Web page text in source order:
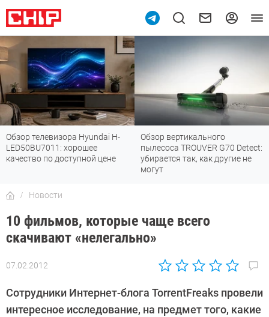
Обзор телевизора Hyundai H-
LED50BU7011: хорошее
качество по доступной цене
Обзор вертикального
пылесоса TROUVER G70 Detect:
убирается так, как другие не
могут
Новости
10 фильмов, которые чаще всего
скачивают «нелегально»
07.02.2012
Автор:
Сотрудники Интернет-блога TorrentFreaks провели
интересное исследование, на предмет того, какие